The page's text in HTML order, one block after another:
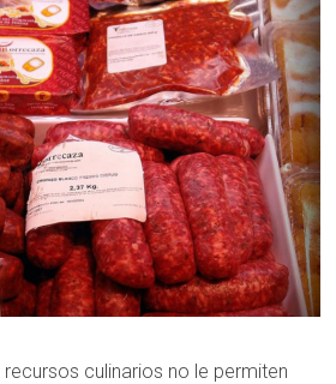
culinarios no le permiten